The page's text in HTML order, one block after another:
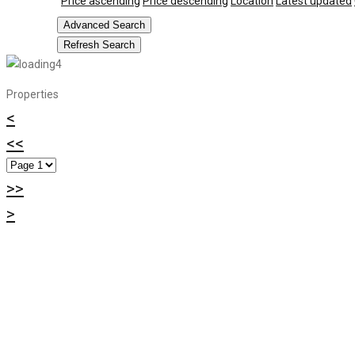
Advanced Search
Refresh Search
Properties
<
<<
>>
>